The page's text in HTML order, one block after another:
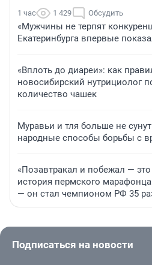
1 час 1 429 Обсудить
«Мужчины не терпят
Екатеринбурга впервые
«Вплоть до диареи»: как
новосибирский нутрициолог
количество чашек
Муравьи и тля больше не
народные способы борьбы с
«Позавтракал и побежал —
история пермского
— он стал чемпионом РФ 35
Подписаться на новости